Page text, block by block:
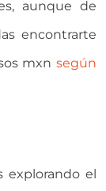
aunque de
encontrarte
mxn según
el